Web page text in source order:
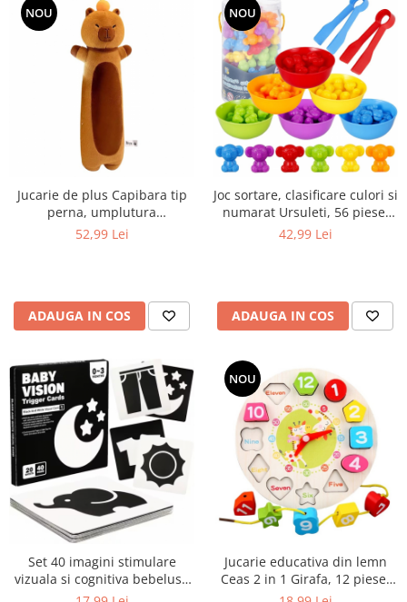
NOU
Jucarie de plus Capibara tip
perna, umplutura
hipoalergenica, pentru copii
52,99 Lei
ADAUGA IN COS
NOU
Joc sortare, clasificare culori si
numarat Ursuleti, 56 piese,
multicolor
42,99 Lei
ADAUGA IN COS
Set 40 imagini stimulare
vizuala si cognitiva bebelusi,
carduri alb-negru, 0-3 luni
NOU
Jucarie educativa din lemn
Ceas 2 in 1 Girafa, 12 piese,
multicolor